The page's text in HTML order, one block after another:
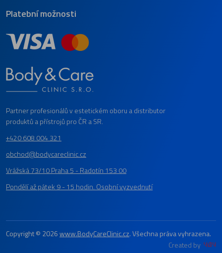
Platební možnosti
Partner profesionálů v estetickém oboru a distributor
produktů a přístrojů pro ČR a SR.
+420 608 004 321
obchod@bodycareclinic.cz
Vrážská 73/10 Praha 5 - Radotín 153 00
Pondělí až pátek 9 - 15 hodin. Osobní vyzvednutí
Copyright © 2026www.BodyCareClinic.cz. Všechna práva vyhrazena.
Created by